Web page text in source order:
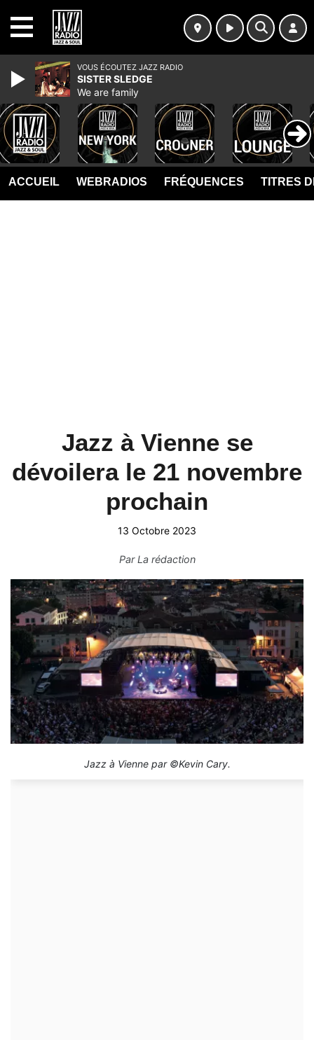
ACCUEIL WEBRADIOS FRÉQUENCES TITRES
Jazz à Vienne se
dévoilera le 21 novembre
prochain
13 Octobre 2023
ParLa rédaction
Jazz à Vienne par ©Kevin Cary.
VOUS ÉCOUTEZ JAZZ RADIO
SISTER SLEDGE
We are family